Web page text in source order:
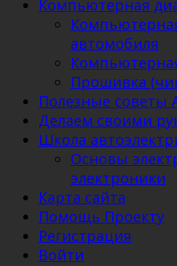
Компьютерная
автомобиля
Прошивка
Полезные советы
Делаем своими
Школа
Основы
электроники
Карта сайта
Помощь Проекту
Регистрация
Войти